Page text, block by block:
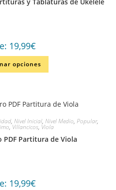
19,99€
opciones
, Nivel Inicial, Nivel Medio, Popular,
,Villancicos, Viola
PDF Partitura de Viola
19,99€